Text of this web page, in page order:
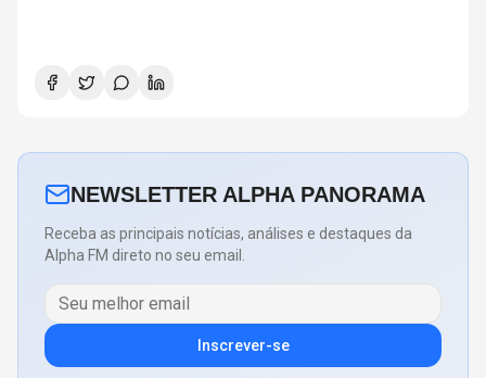
NEWSLETTER ALPHA PANORAMA
Receba as principais notícias, análises e destaques da
Alpha FM direto no seu email.
Inscrever-se